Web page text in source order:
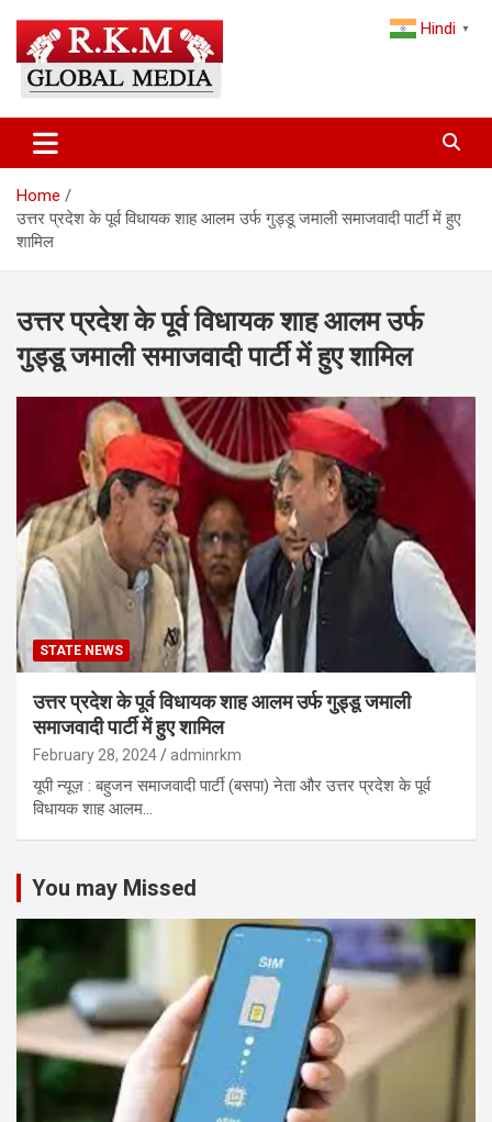
content
Latest Hindi News & Breaking
News – RKM Global Media
and the World
Home
उत्तर प्रदेश के पूर्व विधायक शाह आलम उर्फ ​​​​गुड्डू जमाली समाजवादी पार्टी में हुए
शामिल
उत्तर प्रदेश के पूर्व विधायक शाह आलम उर्फ ​​​​
गुड्डू जमाली समाजवादी पार्टी में हुए शामिल
STATE NEWS
उत्तर प्रदेश के पूर्व विधायक शाह आलम उर्फ ​​​​गुड्डू जमाली
समाजवादी पार्टी में हुए शामिल
February 28, 2024 adminrkm
यूपी न्यूज़ : बहुजन समाजवादी पार्टी (बसपा) नेता और उत्तर प्रदेश के पूर्व
विधायक शाह आलम…
You may Missed
Hindi ▼